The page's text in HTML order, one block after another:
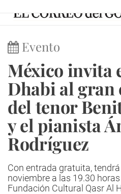
Evento
México invita
Dhabi al gran
del tenor
y el pianista
Rodríguez
Con entrada gratuita,
noviembre a las 19.30
Fundación Cultural Qasr Al